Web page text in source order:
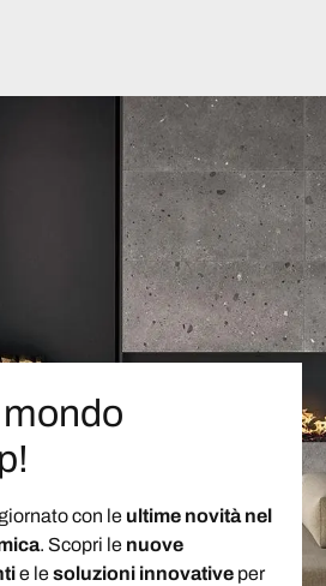
con le ultime novità nel
. Scopri le nuove
e lesoluzioni innovative per